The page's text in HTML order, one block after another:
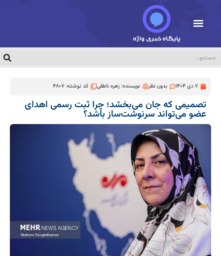
7 دی 1404 بدون نظر نویسنده:زهره ناطقی کد نوشته: 4807
تصمیمی که جان می‌بخشد؛ چرا ثبت رسمی اهدای
عضو می‌تواند سرنوشت‌ساز باشد؟